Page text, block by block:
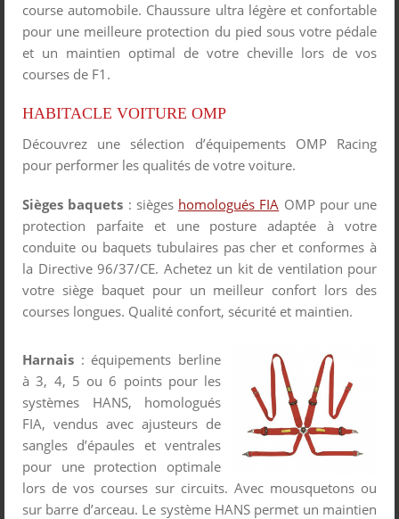
course automobile. Chaussure ultra légère et confortable
pour une meilleure protection du pied sous votre pédale
et un maintien optimal de votre cheville lors de vos
courses de F1.
HABITACLE VOITURE OMP
Découvrez une sélection d’équipements OMP Racing
pour performer les qualités de votre voiture.
Sièges baquets : sièges homologués FIA OMP pour une
protection parfaite et une posture adaptée à votre
conduite ou baquets tubulaires pas cher et conformes à
la Directive 96/37/CE. Achetez un kit de ventilation pour
votre siège baquet pour un meilleur confort lors des
courses longues. Qualité confort, sécurité et maintien.
Harnais : équipements berline
à 3, 4, 5 ou 6 points pour les
systèmes HANS, homologués
FIA, vendus avec ajusteurs de
sangles d’épaules et ventrales
pour une protection optimale
lors de vos courses sur circuits. Avec mousquetons ou
sur barre d’arceau. Le système HANS permet un maintien